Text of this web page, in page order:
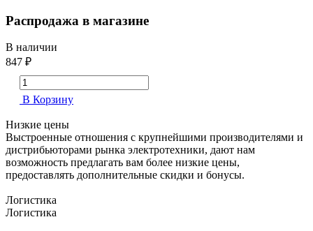
Распродажа в магазине
В наличии
847 ₽
В Корзину
Низкие цены
Выстроенные отношения с крупнейшими производителями и
дистрибьюторами рынка электротехники, дают нам
возможность предлагать вам более низкие цены,
предоставлять дополнительные скидки и бонусы.
Логистика
Логистика